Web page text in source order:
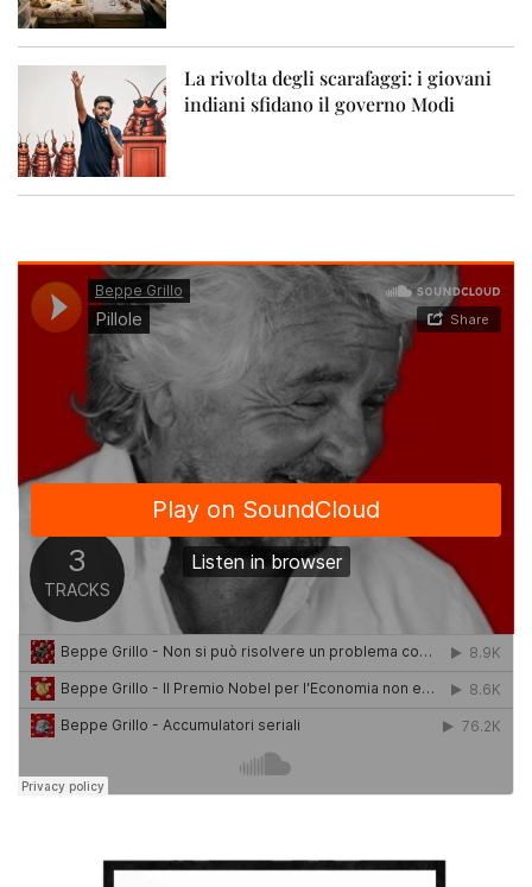
La rivolta degli scarafaggi: i giovani
indiani sfidano il governo Modi